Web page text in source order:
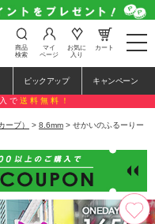
t
o
e
n
a
a
i
o
n
商品
検索
マイ
ページ
お気に
入り
カート
ピックアップ キャンペーン
で 送料無料！
ーブ） > 8.6mm > せかいのふるーりー